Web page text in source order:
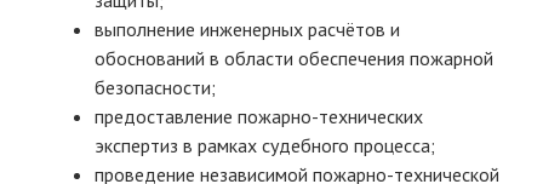
выполнение инженерных расчётов и
обоснований в области обеспечения пожарной
безопасности;
предоставление пожарно-технических
экспертиз в рамках судебного процесса;
проведение независимой пожарно-технической